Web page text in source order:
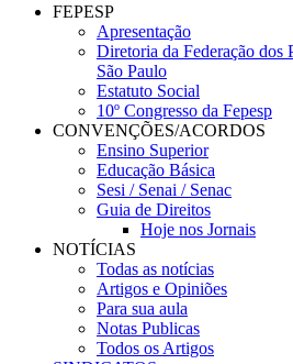
FEPESP
Apresentação
Diretoria da Federação dos
São Paulo
Estatuto Social
10º Congresso da Fepesp
CONVENÇÕES/ACORDOS
Ensino Superior
Educação Básica
Sesi / Senai / Senac
Guia de Direitos
Hoje nos Jornais
NOTÍCIAS
Todas as notícias
Artigos e Opiniões
Para sua aula
Notas Publicas
Todos os Artigos